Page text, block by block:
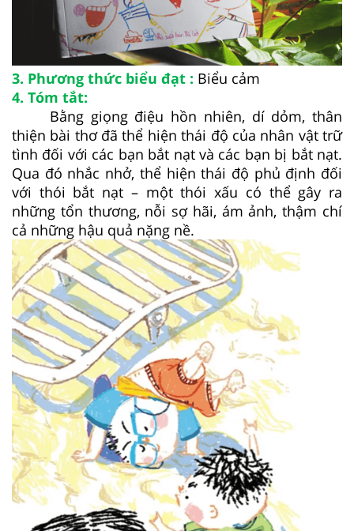
3. Phương thức biểu đạt : Biểu cảm
4. Tóm tắt:
Bằng giọng điệu hồn nhiên, dí dỏm, thân
thiện bài thơ đã thể hiện thái độ của nhân vật trữ
tình đối với các bạn bắt nạt và các bạn bị bắt nạt.
Qua đó nhắc nhở, thể hiện thái độ phủ định đối
với thói bắt nạt – một thói xấu có thể gây ra
những tổn thương, nỗi sợ hãi, ám ảnh, thậm chí
cả những hậu quả nặng nề.